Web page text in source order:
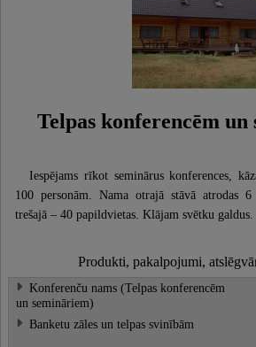
Telpas konferencēm un
Iespējams rīkot seminārus konferences,
100 personām. Nama otrajā stāvā atrodas
trešajā – 40 papildvietas. Klājam svētku galdus.
Produkti, pakalpojumi,
Konferenču nams (Telpas konferencēm
un semināriem)
Banketu zāles un telpas svinībām